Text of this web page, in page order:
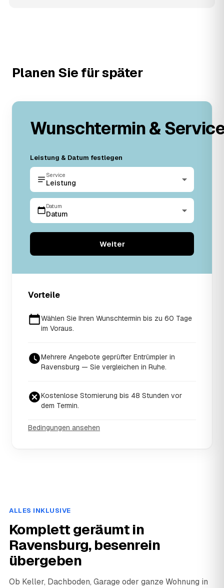
Planen Sie für später
Wunschtermin &
Leistung & Datum festlegen
Service
Leistung
Datum
Datum
Weiter
Vorteile
Wählen Sie Ihren Wunschtermin bis zu 60 Tage
im Voraus.
Mehrere Angebote geprüfter Entrümpler in
Ravensburg — Sie vergleichen in Ruhe.
Kostenlose Stornierung bis 48 Stunden vor
dem Termin.
Bedingungen ansehen
ALLES INKLUSIVE
Komplett geräumt in
Ravensburg, besenrein
übergeben
Ob Keller, Dachboden, Garage oder ganze Wohnung in